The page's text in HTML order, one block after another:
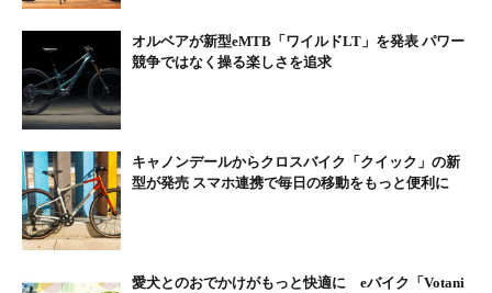
オルベアが新型eMTB「ワイルドLT」を発表 パワー
競争ではなく操る楽しさを追求
キャノンデールからクロスバイク「クイック」の新
型が発売 スマホ連携で毎日の移動をもっと便利に
愛犬とのおでかけがもっと快適に eバイク「Votani